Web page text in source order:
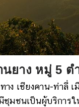
ยาง หมู่ 5 ต
าง เชียงคาน-ท่าลี่
ชุมชนเป็นผู้บริการ